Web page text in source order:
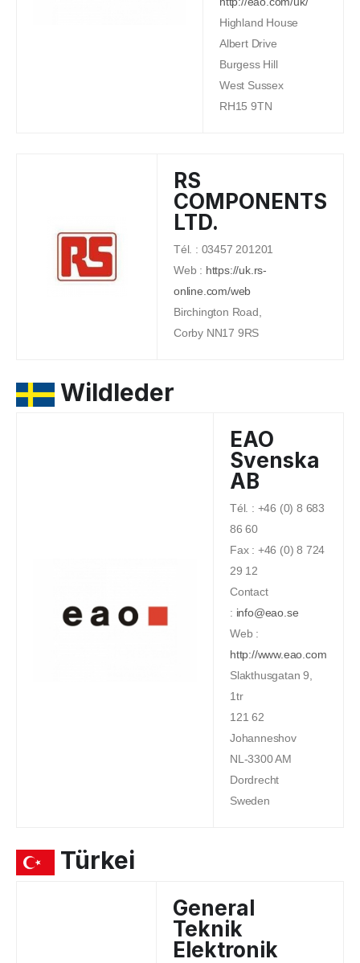
Highland House
Albert Drive
Burgess Hill
West Sussex
RH15 9TN
RS
COMPONENTS
LTD.
Tél. : 03457 201201
Web : https://uk.rs-
online.com/web
Birchington Road,
Corby NN17 9RS
Wildleder
EAO
Svenska
AB
Tél. : +46 (0) 8 683
86 60
Fax : +46 (0) 8 724
29 12
Contact
: info@eao.se
Web :
http://www.eao.com
Slakthusgatan 9,
1tr
121 62
Johanneshov
NL-3300 AM
Dordrecht
Sweden
Türkei
General
Teknik
Elektronik